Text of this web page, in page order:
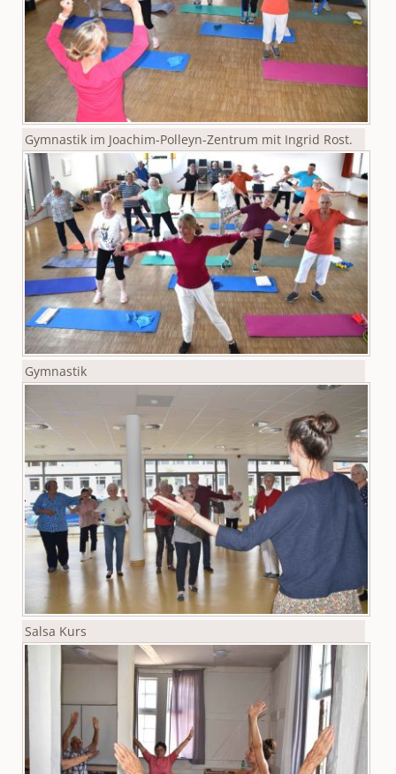
Gymnastik im Joachim-Polleyn-Zentrum mit Ingrid Rost.
Gymnastik
Salsa Kurs